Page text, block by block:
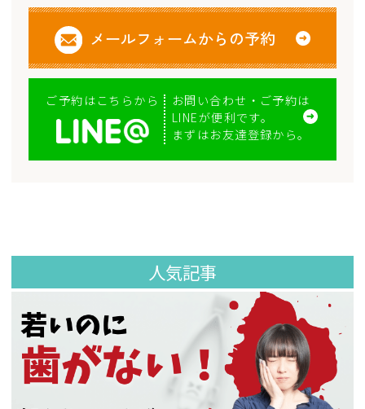
メールフォームからの予約
ご予約はこちらから
お問い合わせ・ご予約は
LINEが便利です。
まずはお友達登録から。
人気記事